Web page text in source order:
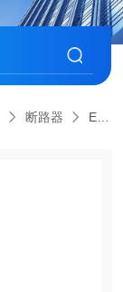
断路器 EFDC21104 GBEaton伊顿 EFD防爆断路器